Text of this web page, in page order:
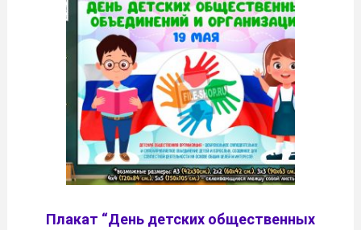
Плакат “День детских общественных